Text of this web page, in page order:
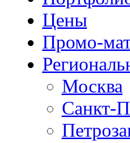
Цены
Промо-
Москва
Санкт-